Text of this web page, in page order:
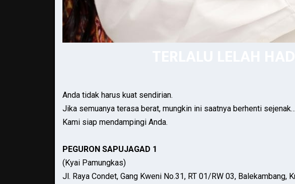
Anda tidak harus kuat sendirian.
Jika semuanya terasa berat, mungkin ini saatnya berhenti
Kami siap mendampingi Anda.
PEGURON SAPUJAGAD 1
(Kyai Pamungkas)
Jl. Raya Condet, Gang Kweni No.31, RT 01/RW 03, Balekambang,